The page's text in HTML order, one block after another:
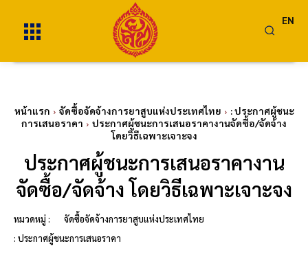
EN
หน้าแรก จัดซื้อจัดจ้างการยาสูบแห่งประเทศไทย
: ประกาศผู้ชนะ
การเสนอราคา
ประกาศผู้ชนะการเสนอราคางานจัดซื้อ/จัดจ้าง
โดยวิธีเฉพาะเจาะจง
ประกาศผู้ชนะการเสนอราคางาน
จัดซื้อ/จัดจ้าง โดยวิธีเฉพาะเจาะจง
หมวดหมู่ :
จัดซื้อจัดจ้างการยาสูบแห่งประเทศไทย
: ประกาศผู้ชนะการเสนอราคา